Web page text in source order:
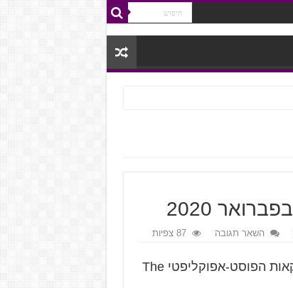
השאר תגובה 87 צפיות
צפו עכשיו בטריילר החדש של משחק הפעולה-ההרפתקאות הפוסט-אפוקליפטי The